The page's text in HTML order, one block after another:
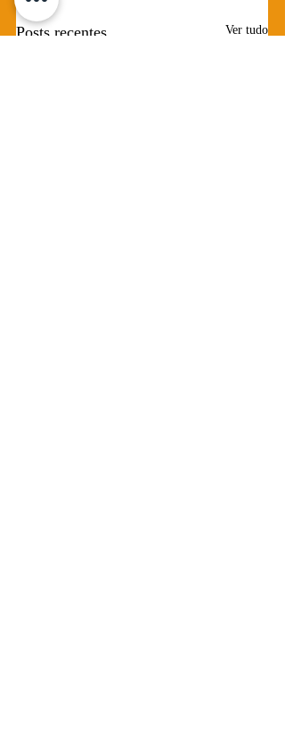
Posts recentes Ver tudo